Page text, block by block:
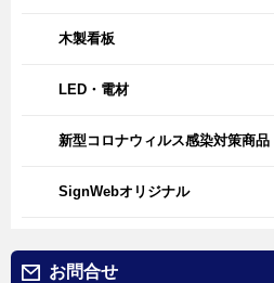
木製看板
LED・電材
新型コロナウィルス感染対策商品
SignWebオリジナル
お問合せ